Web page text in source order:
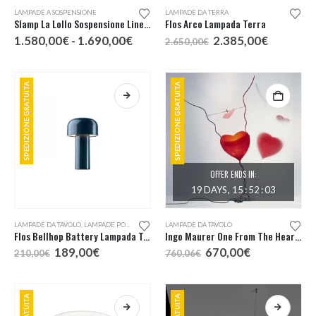
prodotto
ha
Le
opzioni
possono
essere
scelte
nella
LAMPADE A SOSPENSIONE
Slamp La Lollo Sospensione Lineare 140
1.580,00€ - 1.690,00€Fascia
1.580,00€
1.690,00€
LAMPADE DA TERRA
Flos Arco Lampada Terra
2.650,00€ Il
prezzo
era:
2.650,00€.
2.385,00€Il
è:
SPEDIZIONE GRATUITA
prodotto
Le
opzioni
LAMPADE DA TAVOLO LAMPADE PORTATILI
Flos Bellhop Battery Lampada Tavolo Ricaricabile
210,00€ Il
prezzo
189,00€Il
189,00€.
SPEDIZIONE GRATUITA
OFFER ENDS IN:
19DAYS 15:52 :02
LAMPADE DA TAVOLO
Ingo Maurer One From The Heart Lampada Da Tavolo
760,06€ Il
prezzo
era:
670,00€Il
è:
670,00€.